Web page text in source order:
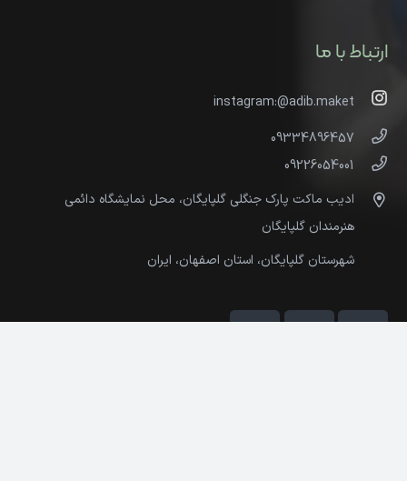
ارتباط با ما
instagram:@adib.maket
09334896457
09226054001
ادیب ماکت پارک جنگلی گلپایگان، محل نمایشگاه دائمی
هنرمندان گلپایگان
شهرستان گلپایگان، استان اصفهان، ایران